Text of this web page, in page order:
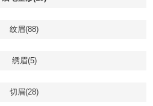
纹眉(88)
绣眉(5)
切眉(28)